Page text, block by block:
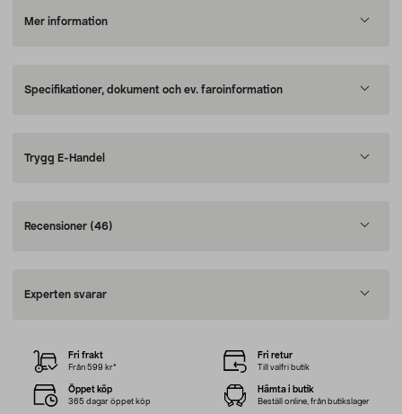
Mer information
Specifikationer, dokument och ev. faroinformation
Trygg E-Handel
Recensioner (46)
Experten svarar
Fri frakt
Från 599 kr*
Fri retur
Till valfri butik
Öppet köp
365 dagar öppet köp
Hämta i butik
Beställ online, från butikslager